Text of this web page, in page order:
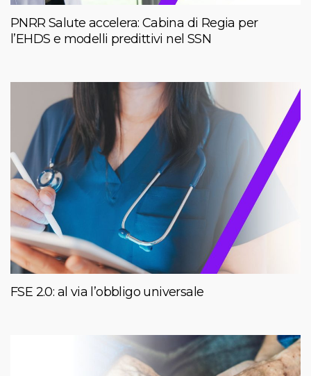
PNRR Salute accelera: Cabina di Regia per
l’EHDS e modelli predittivi nel SSN
FSE 2.0: al via l’obbligo universale